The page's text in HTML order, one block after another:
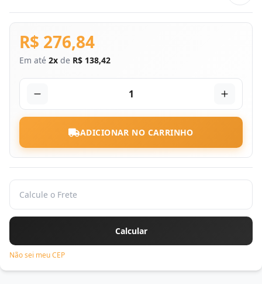
R$ 276,84
Em até 2x de R$ 138,42
1
ADICIONAR NO CARRINHO
Não sei meu CEP